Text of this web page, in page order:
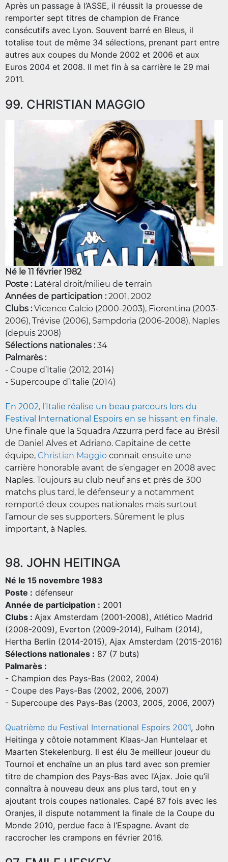
Après un passage à l’ASSE, il réussit la prouesse de
remporter sept titres de champion de France
consécutifs avec Lyon. Souvent barré en Bleus, il
totalise tout de même 34 sélections, prenant part entre
autres aux coupes du Monde 2002 et 2006 et aux
Euros 2004 et 2008. Il met fin à sa carrière le 29 mai
2011.
99. CHRISTIAN MAGGIO
Né le 11 février 1982
Poste : Latéral droit/milieu de terrain
Années de participation :2001, 2002
Clubs :Vicence Calcio (2000-2003), Fiorentina (2003-
2006), Trévise (2006), Sampdoria (2006-2008), Naples
(depuis 2008)
Sélections nationales :34
Palmarès :
- Coupe d’Italie (2012, 2014)
- Supercoupe d’Italie (2014)
En 2002, l’Italie réalise un beau parcours lors du
Festival International Espoirs en se hissant en finale.
Une finale que la Squadra Azzurra perd face au Brésil
de Daniel Alves et Adriano. Capitaine de cette
équipe, Christian Maggio connait ensuite une
carrière honorable avant de s’engager en 2008 avec
Naples. Toujours au club neuf ans et près de 300
matchs plus tard, le défenseur y a notamment
remporté deux coupes nationales mais surtout
l’amour de ses supporters. Sûrement le plus
important, à Naples.
98. JOHN HEITINGA
Né le 15 novembre 1983
Poste : défenseur
Année de participation : 2001
Clubs : Ajax Amsterdam (2001-2008), Atlético Madrid
(2008-2009), Everton (2009-2014), Fulham (2014),
Hertha Berlin (2014-2015), Ajax Amsterdam (2015-2016)
Sélections nationales : 87 (7 buts)
Palmarès :
- Champion des Pays-Bas (2002, 2004)
- Coupe des Pays-Bas (2002, 2006, 2007)
- Supercoupe des Pays-Bas (2003, 2005, 2006, 2007)
Quatrième du Festival International Espoirs 2001, John
Heitinga y côtoie notamment Klaas-Jan Huntelaar et
Maarten Stekelenburg. Il est élu 3e meilleur joueur du
Tournoi et enchaîne un an plus tard avec son premier
titre de champion des Pays-Bas avec l’Ajax. Joie qu’il
connaîtra à nouveau deux ans plus tard, tout en y
ajoutant trois coupes nationales. Capé 87 fois avec les
Oranjes, il dispute notamment la finale de la Coupe du
Monde 2010, perdue face à l’Espagne. Avant de
raccrocher les crampons en février 2016.